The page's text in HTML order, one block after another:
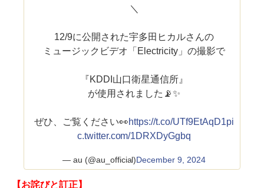
＼
12/9に公開された宇多田ヒカルさんの
ミュージックビデオ「Electricity」の撮影で
『KDDI山口衛星通信所』
が使用されました📡✨
ぜひ、ご覧ください👀https://t.co/UTf9EtAqD1pi
c.twitter.com/1DRXDyGgbq
— au (@au_official)December 9, 2024
【お詫びと訂正】